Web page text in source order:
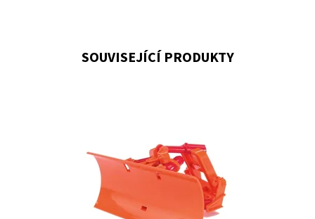
SOUVISEJÍCÍ PRODUKTY
Dostupnost:
Skladem3
823
BRUDER